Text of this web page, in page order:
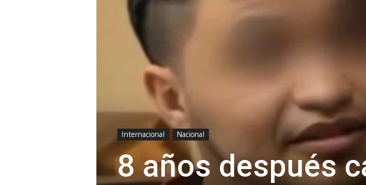
Internacional Nacional
8 años después